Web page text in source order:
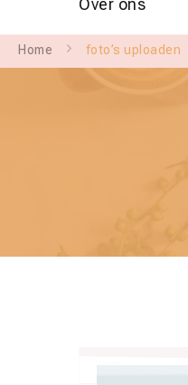
Over ons
Home foto’s uploaden